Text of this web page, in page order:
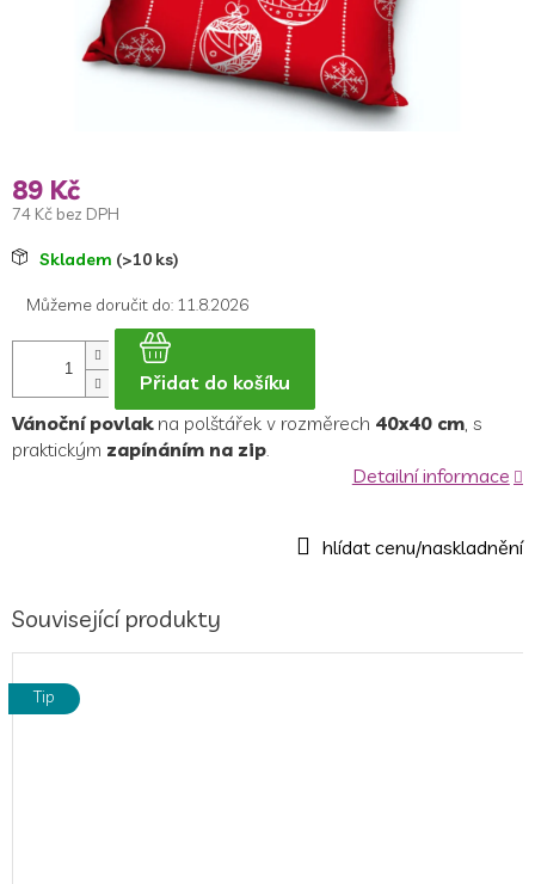
89 Kč
74 Kč bez DPH
MěrnáSkladem (>10 ks)
Můžeme doručit do: 11.8.2026
Přidat do košíku
Vánoční povlakna polštářek v rozměrech 40x40 cm , s
praktickým zapínáním na zip
Detailní informace
Související produkty
Tip